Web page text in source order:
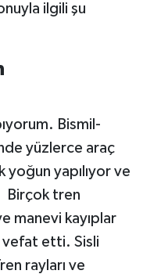
ilgili şu
Bismil-
yüzlerce araç
yapılıyor ve
Birçok tren
manevi kayıplar
vefat etti. Sisli
rayları ve